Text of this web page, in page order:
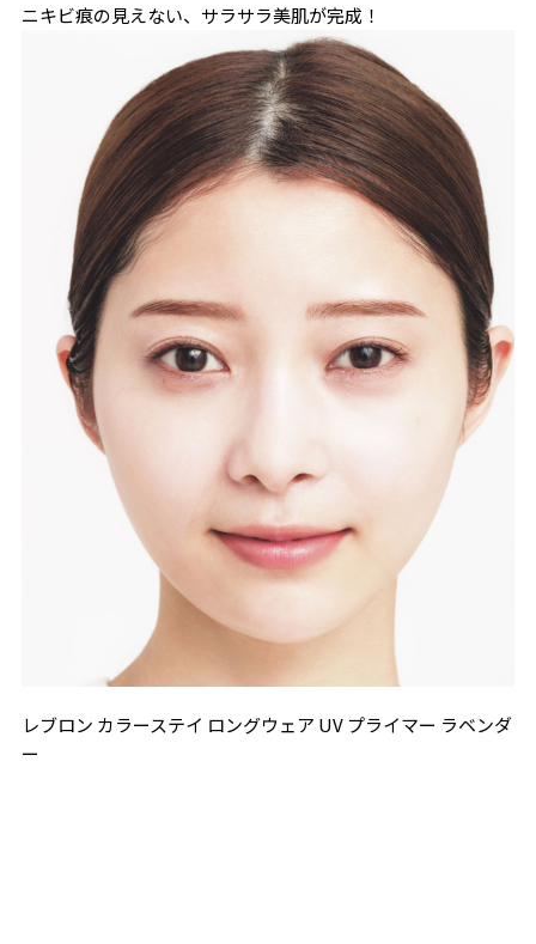
ニキビ痕の見えない、サラサラ美肌が完成！
レブロン カラーステイ ロングウェア UV プライマー ラベンダ
ー